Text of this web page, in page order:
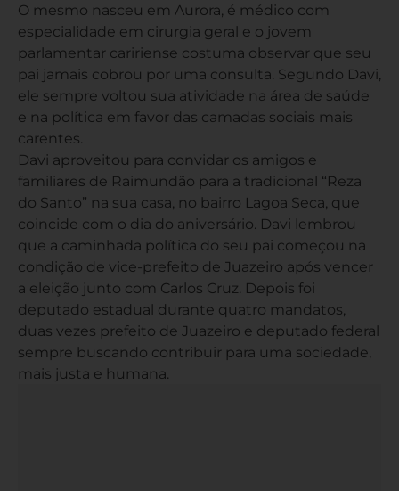
O mesmo nasceu em Aurora, é médico com
especialidade em cirurgia geral e o jovem
parlamentar caririense costuma observar que seu
pai jamais cobrou por uma consulta. Segundo Davi,
ele sempre voltou sua atividade na área de saúde
e na política em favor das camadas sociais mais
carentes.
Davi aproveitou para convidar os amigos e
familiares de Raimundão para a tradicional “Reza
do Santo” na sua casa, no bairro Lagoa Seca, que
coincide com o dia do aniversário. Davi lembrou
que a caminhada política do seu pai começou na
condição de vice-prefeito de Juazeiro após vencer
a eleição junto com Carlos Cruz. Depois foi
deputado estadual durante quatro mandatos,
duas vezes prefeito de Juazeiro e deputado federal
sempre buscando contribuir para uma sociedade,
mais justa e humana.